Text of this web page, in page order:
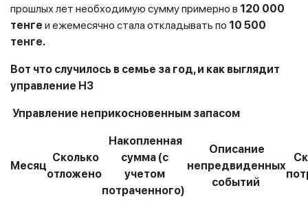
прошлых лет необходимую сумму примерно в 120 000
тенге и ежемесячно стала откладывать по 10 500
тенге.
Вот что случилось в семье за год, и как выглядит
управление НЗ
Управление неприкосновенным запасом
Месяц
Сколько
отложено
Накопленная
сумма (с
учетом
потраченного)
Описание
непредвиденных
событий